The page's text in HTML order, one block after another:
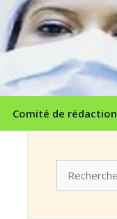
Comité de rédaction